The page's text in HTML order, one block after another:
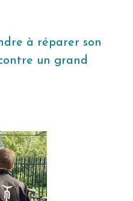
à réparer son
un grand